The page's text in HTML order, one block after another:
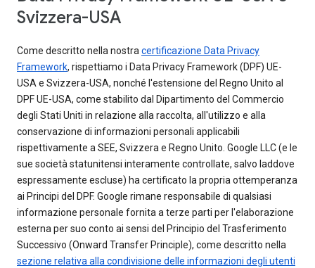
Svizzera-USA
Come descritto nella nostracertificazione Data Privacy
Framework, rispettiamo i Data Privacy Framework (DPF) UE-
USA e Svizzera-USA, nonché l'estensione del Regno Unito al
DPF UE-USA, come stabilito dal Dipartimento del Commercio
degli Stati Uniti in relazione alla raccolta, all'utilizzo e alla
conservazione di informazioni personali applicabili
rispettivamente a SEE, Svizzera e Regno Unito. Google LLC (e le
sue società statunitensi interamente controllate, salvo laddove
espressamente escluse) ha certificato la propria ottemperanza
ai Principi del DPF. Google rimane responsabile di qualsiasi
informazione personale fornita a terze parti per l'elaborazione
esterna per suo conto ai sensi del Principio del Trasferimento
Successivo (Onward Transfer Principle), come descritto nella
sezione relativa alla condivisione delle informazioni degli utenti